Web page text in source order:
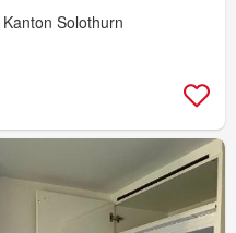
Solothurn